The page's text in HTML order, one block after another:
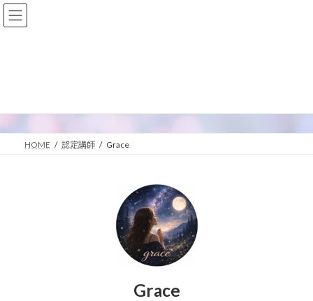
コ
ン
プ
ナ
ビ
動
HOME 認定講師 Grace
Grace